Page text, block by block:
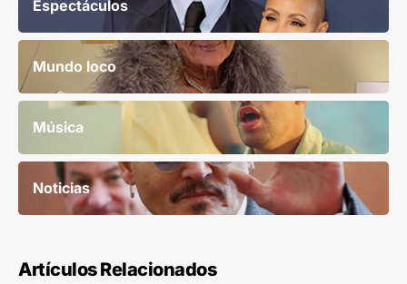
Espectáculos
Mundo loco
Música
Noticias
Artículos Relacionados